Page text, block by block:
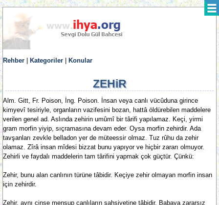
Rehber Kategoriler Konular
ZEHiR
Alm. Gitt, Fr. Poison, İng. Poison. İnsan veya canlı vücûduna girince
kimyevî tesiriyle, organların vazifesini bozan, hattâ öldürebilen maddelere
verilen genel ad. Aslında zehirin umûmî bir târifi yapılamaz. Keçi, yirmi
gram morfin yiyip, sıçramasına devam eder. Oysa morfin zehirdir. Ada
tavşanları zevkle belladon yer de müteessir olmaz. Tuz rûhu da zehir
olamaz. Zîrâ insan mîdesi bizzat bunu yapıyor ve hiçbir zararı olmuyor.
Zehirli ve faydalı maddelerin tam târifini yapmak çok güçtür. Çünkü:
Zehir, bunu alan canlının türüne tâbidir. Keçiye zehir olmayan morfin insan
için zehirdir.
Zehir, aynı cinse mensup canlıların şahsiyetine tâbidir. Babaya zararsız